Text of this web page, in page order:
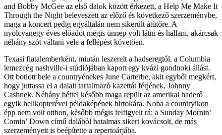
and Bobby McGee az első dalok között érkezett, a Help Me Make It
Through the Night beleveszett az előző és következő szerzeménybe,
maga a koncert pedig egyáltalán nem sikerült átütőre. A
nyolcvanegy éves előadót mégis ünnep volt látni és hallani, akárcsak
néhány szót váltani vele a fellépést követően.
Texasi fiatalemberként, miután leszerelt a hadseregtől, a Columbia
lemezcég nashville-i stúdiójában kapott egy kvázi gondnoki állást.
Ott botlott bele a countryénekes June Carterbe, akit egyből megkért,
hogy juttassa el a dalait tartalmazó kazettát férjének, Johnny
Cashnek. Néhány héttel később maga repült az amerikai haderő
egyik helikopterével példaképének birtokára. Noha a countryikon
épp nem volt otthon, később mégis felfigyelt rá: a Sunday Mornin’
Comin’ Down című dalából hatalmas sikert kovácsolt, de más
szerzeményeit is beépítette a repertoárjába.